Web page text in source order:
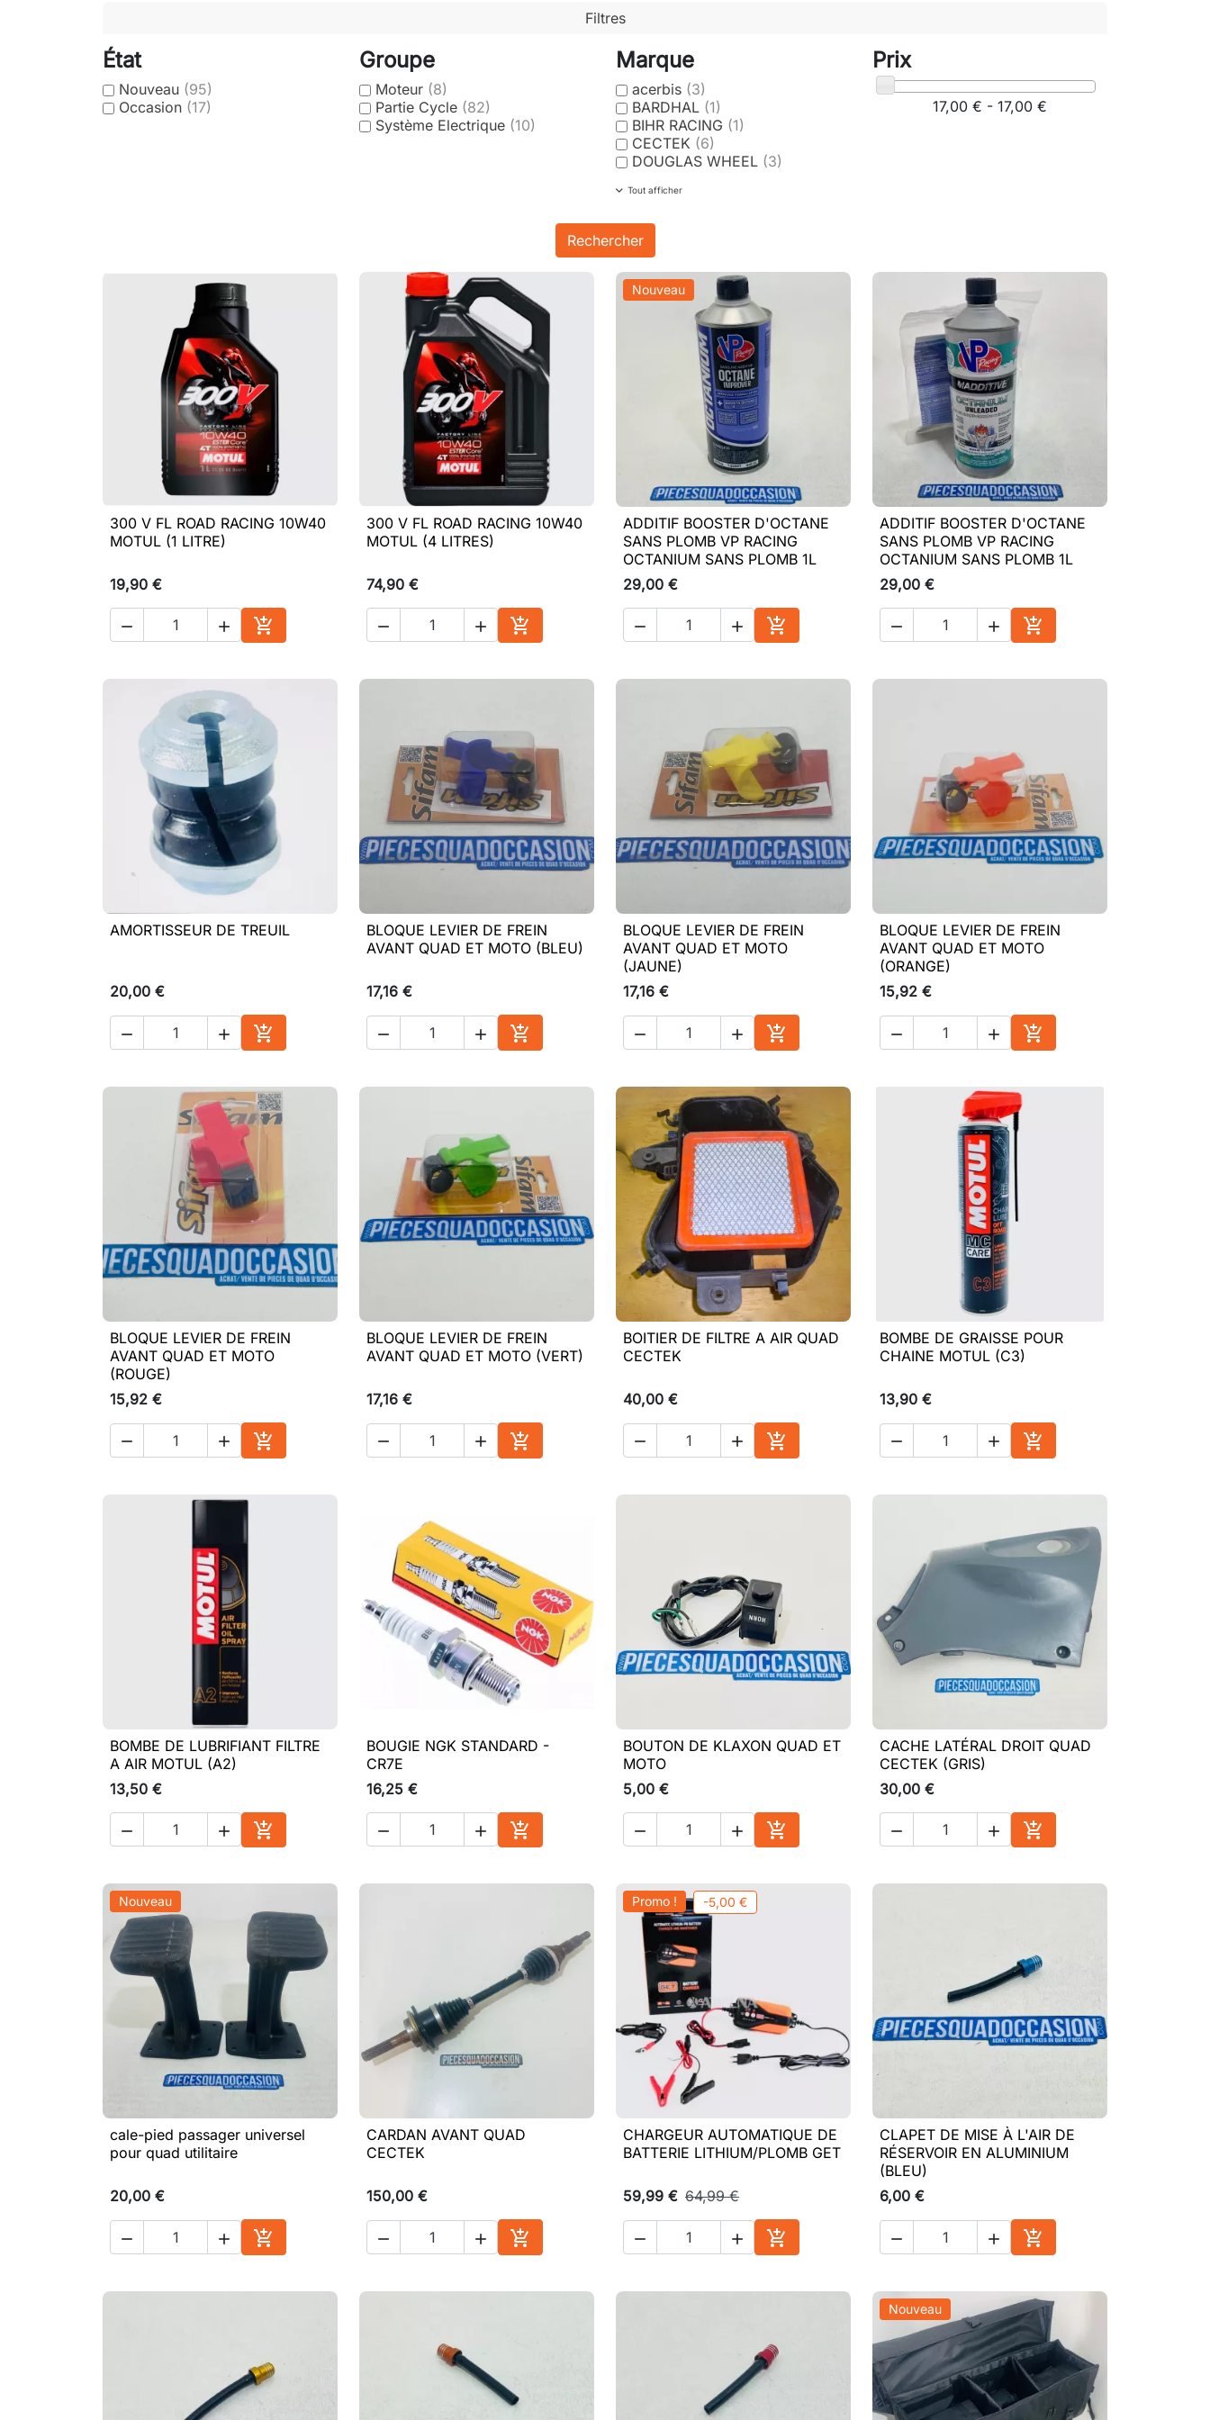
Filtres
État
Nouveau (95)
Occasion (17)
Groupe
Moteur (8)
Partie Cycle (82)
Système Electrique (10)
Marque
acerbis (3)
BARDHAL (1)
BIHR RACING (1)
CECTEK (6)
DOUGLAS WHEEL (3)
Tout afficher
Prix
17,00 € - 17,00 €
 Aperçu rapide
300 V FL ROAD RACING 10W40
MOTUL (1 LITRE)
19,90 €
  
Ajouter au panier
 Aperçu rapide
300 V FL ROAD RACING 10W40
MOTUL (4 LITRES)
74,90 €
  
Ajouter au panier
Nouveau
 Aperçu rapide
ADDITIF BOOSTER D'OCTANE
SANS PLOMB VP RACING
OCTANIUM SANS PLOMB 1L
29,00 €
  
Ajouter au panier
 Aperçu rapide
ADDITIF BOOSTER D'OCTANE
SANS PLOMB VP RACING
OCTANIUM SANS PLOMB 1L
29,00 €
  
Ajouter au panier
 Aperçu rapide
AMORTISSEUR DE TREUIL
20,00 €
  
Ajouter au panier
 Aperçu rapide
BLOQUE LEVIER DE FREIN
AVANT QUAD ET MOTO (BLEU)
17,16 €
  
Ajouter au panier
 Aperçu rapide
BLOQUE LEVIER DE FREIN
AVANT QUAD ET MOTO
(JAUNE)
17,16 €
  
Ajouter au panier
 Aperçu rapide
BLOQUE LEVIER DE FREIN
AVANT QUAD ET MOTO
(ORANGE)
15,92 €
  
Ajouter au panier
 Aperçu rapide
BLOQUE LEVIER DE FREIN
AVANT QUAD ET MOTO
(ROUGE)
15,92 €
  
Ajouter au panier
 Aperçu rapide
BLOQUE LEVIER DE FREIN
AVANT QUAD ET MOTO (VERT)
17,16 €
  
Ajouter au panier
 Aperçu rapide
BOITIER DE FILTRE A AIR QUAD
CECTEK
40,00 €
  
Ajouter au panier
 Aperçu rapide
BOMBE DE GRAISSE POUR
CHAINE MOTUL (C3)
13,90 €
  
Ajouter au panier
 Aperçu rapide
BOMBE DE LUBRIFIANT FILTRE
A AIR MOTUL (A2)
13,50 €
  
Ajouter au panier
 Aperçu rapide
BOUGIE NGK STANDARD -
CR7E
16,25 €
  
Ajouter au panier
 Aperçu rapide
BOUTON DE KLAXON QUAD ET
MOTO
5,00 €
  
Ajouter au panier
 Aperçu rapide
CACHE LATÉRAL DROIT QUAD
CECTEK (GRIS)
30,00 €
  
Ajouter au panier
Nouveau
 Aperçu rapide
cale-pied passager universel
pour quad utilitaire
20,00 €
  
Ajouter au panier
 Aperçu rapide
CARDAN AVANT QUAD
CECTEK
150,00 €
  
Ajouter au panier
Promo ! -5,00 €
 Aperçu rapide
CHARGEUR AUTOMATIQUE DE
BATTERIE LITHIUM/PLOMB GET
59,99 € 64,99 €
  
Ajouter au panier
 Aperçu rapide
CLAPET DE MISE À L'AIR DE
RÉSERVOIR EN ALUMINIUM
(BLEU)
6,00 €
  
Ajouter au panier
Nouveau